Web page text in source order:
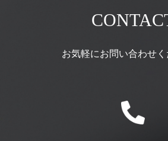
お気軽にお問い合わせく